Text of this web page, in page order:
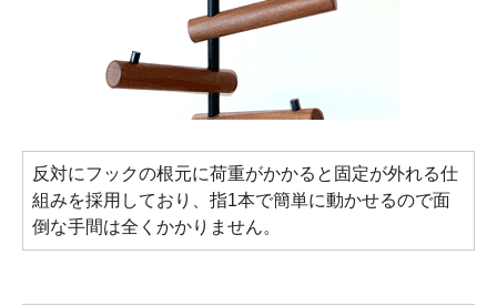
反対にフックの根元に荷重がかかると固定が外れる仕
組みを採用しており、指1本で簡単に動かせるので面
倒な手間は全くかかりません。